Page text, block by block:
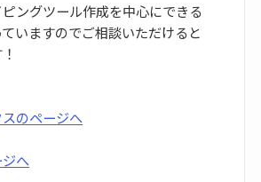
ングツール作成を中心にできる
いますのでご相談いただけると
のページへ
へ